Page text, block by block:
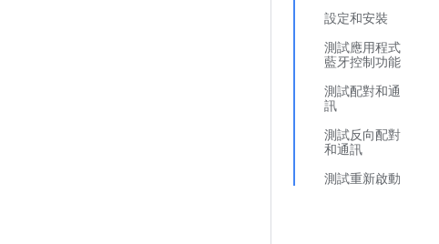
設定和安裝
測試應用程式
藍牙控制功能
測試配對和通
訊
測試反向配對
和通訊
測試重新啟動